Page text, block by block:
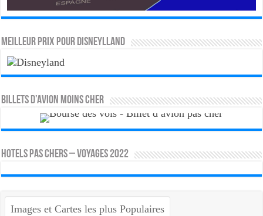
MEILLEUR PRIX POUR DISNEYLLAND
Billets d’avion moins cher
HOTELS PAS CHERS – VOYAGES 2022
Images et Cartes les plus Populaires